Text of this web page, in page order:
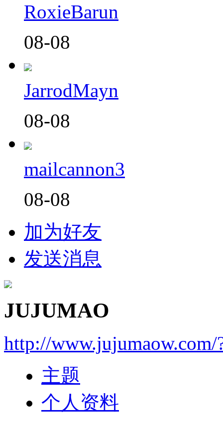
RoxieBarun
08-08
JarrodMayn
08-08
mailcannon3
08-08
加为好友
发送消息
JUJUMAO
http://www.jujumaow.com/
主题
个人资料